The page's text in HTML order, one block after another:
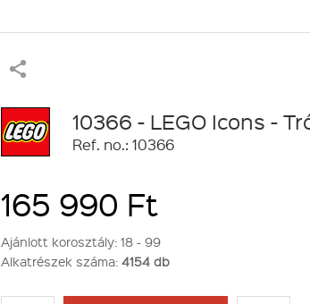
10366 - LEGO Icons -
Ref. no.: 10366
165 990 Ft
Ajánlott korosztály: 18 - 99
Alkatrészek száma: 4154 db